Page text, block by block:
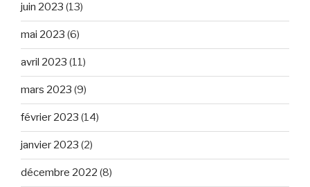
juin 2023 (13)
mai 2023 (6)
avril 2023 (11)
mars 2023 (9)
février 2023 (14)
janvier 2023 (2)
décembre 2022 (8)